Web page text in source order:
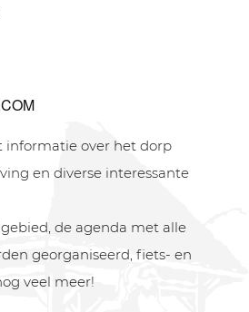
informatie over het dorp
en diverse interessante
de agenda met alle
georganiseerd, fiets- en
veel meer!